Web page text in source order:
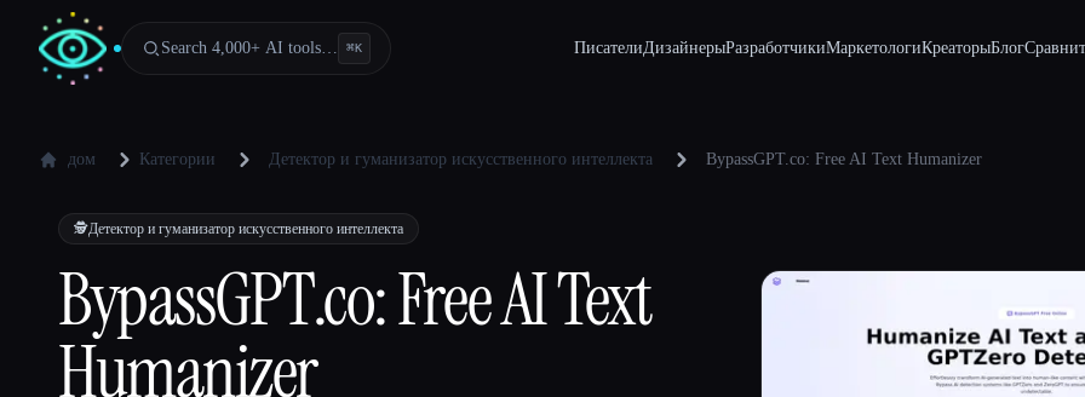
Search 4,000+ AI tools… ⌘K ПисателиДизайнерыРазработчикиМаркетологиКреаторыБлог
дом Категории Детектор и гуманизатор искусственного интеллекта BypassGPT.co: Free AI Text Humanizer
🕵️Детектор и гуманизатор искусственного интеллекта
BypassGPT.co: Free AI Text
Humanizer